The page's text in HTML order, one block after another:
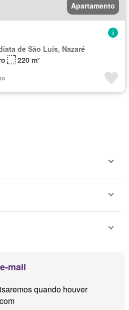
Apartamento
de São Luís, Nazaré
220 m²
mail
quando houver